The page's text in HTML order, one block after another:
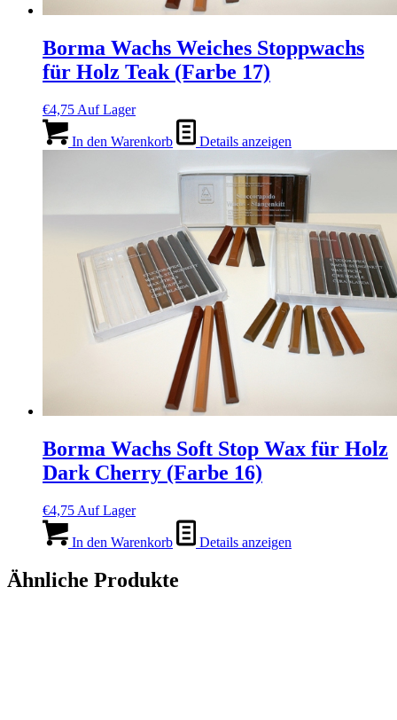
Borma Wachs Weiches Stoppwachs
für Holz Teak (Farbe 17)
€4,75 Auf Lager
In den Warenkorb Details anzeigen
Borma Wachs Soft Stop Wax für Holz
Dark Cherry (Farbe 16)
€4,75 Auf Lager
In den Warenkorb Details anzeigen
Ähnliche Produkte